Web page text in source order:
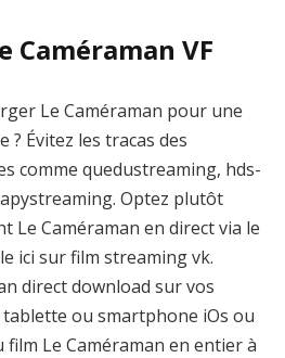
Caméraman VF
Le Caméraman pour une
Évitez les tracas des
comme quedustreaming, hds-
Optez plutôt
Le Caméraman en direct via le
ici sur film streaming vk.
direct download sur vos
ou smartphone iOs ou
Le Caméraman en entier à